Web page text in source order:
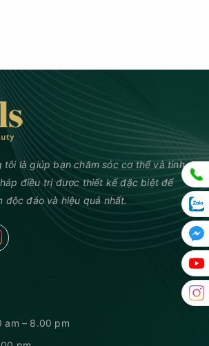
tôi là giúp bạn chăm sóc cơ thể và tinh
điều trị được thiết kế đặc biệt để
độc đáo và hiệu quả nhất.
am – 8.00 pm